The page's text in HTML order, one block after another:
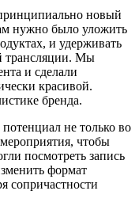
новый
нужно было уложить
и удерживать
трансляции. Мы
и сделали
красивой.
бренда.
не только во
чтобы
посмотреть запись
формат
сопричастности